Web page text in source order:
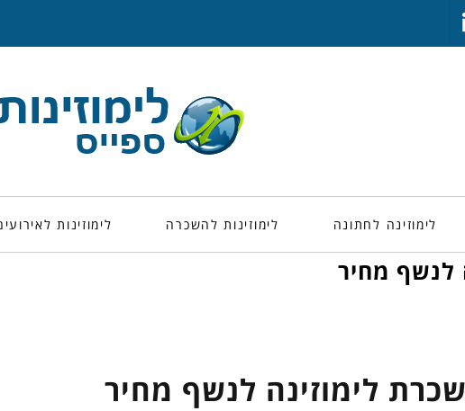
לימוזינה לחתונה לימוזינות להשכרה לימוזינות
לנשף מחיר
לימוזינה לנשף מחיר